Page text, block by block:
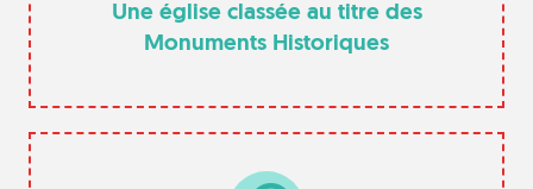
Une église classée au titre des
Monuments Historiques